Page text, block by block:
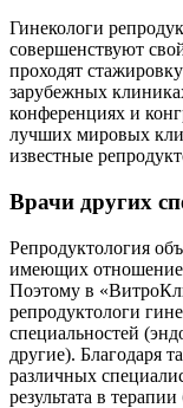
Гинекологи
совершенствуют
проходят
зарубежных
конференциях и
лучших мировых
известные
Врачи других
Репродуктология
имеющих отношение
Поэтому в
репродуктологи
специальностей
другие). Благодаря
различных
результата в